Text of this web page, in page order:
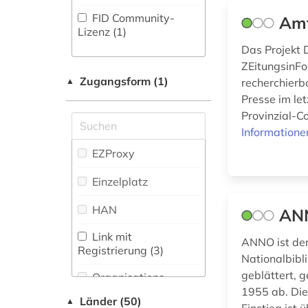
Informatik (6)
Klassische
Philologie.
Mittellateinische und
Kunstgeschichte (35)
Maschinenbau (1)
Mathematik (8)
Kommunikationswissenschaften,
Kommunikationsdesign (274)
Medizin (12)
Musikwissenschaft
aufsatzsammlung
(1)
iffland (1)
av-medien (1)
ballett (1)
bauhaus (1)
ben (1)
bergman (1)
berlin (2)
Enzyklopädie,
Nachschlagwerk (29
Zeitungs-,
FID Community-
Lizenz (1)
▲ Zugangsform (1)
EZProxy
Einzelplatz
HAN
Link mit
Registrierung (3)
Organisations-
▲ Länder (50)
Das Projekt
Presse im
Provinzial-
ANNO ist
geblättert,
1955 ab.